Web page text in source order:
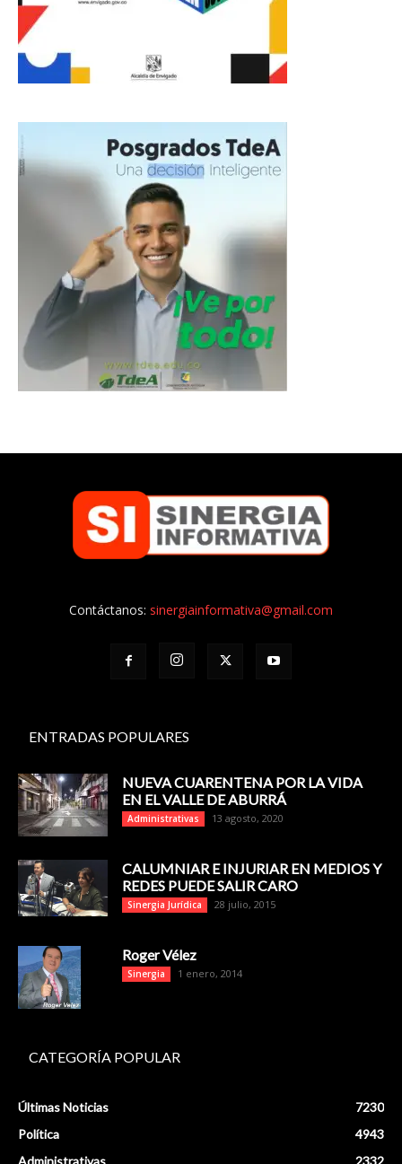
Contáctanos: sinergiainformativa@gmail.com
ENTRADAS POPULARES
NUEVA CUARENTENA POR LA VIDA
EN EL VALLE DE ABURRÁ
Administrativas 13 agosto, 2020
CALUMNIAR E INJURIAR EN MEDIOS Y
REDES PUEDE SALIR CARO
Sinergia Jurídica 28 julio, 2015
Roger Vélez
Sinergia 1 enero, 2014
CATEGORÍA POPULAR
Últimas Noticias
7230
Política
4943
Administrativas
2332